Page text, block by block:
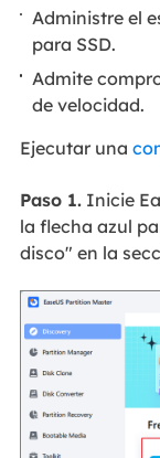
Administre el
para SSD.
Admite
de velocidad.
Ejecutar una
Paso 1.Inicie
la flecha azul
disco" en la